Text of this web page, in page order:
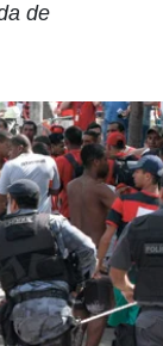
de